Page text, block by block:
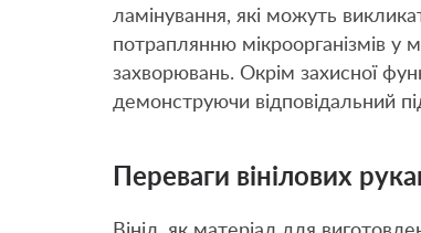
ламінування, які можуть
потраплянню мікроорганізмів у
захворювань. Окрім захисної
демонструючи відповідальний
Переваги вінілових